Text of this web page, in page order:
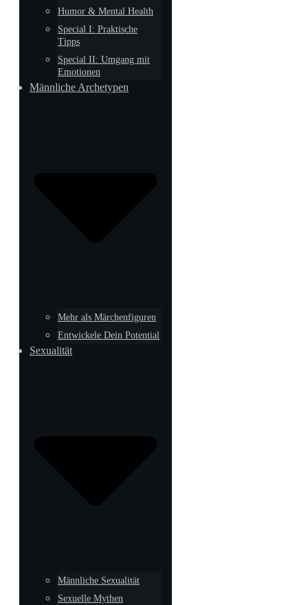
Humor & Mental Health
Special I: Praktische
Tipps
Special II: Umgang mit
Emotionen
Männliche Archetypen
Mehr als Märchenfiguren
Entwickele Dein Potential
Sexualität
Männliche Sexualität
Sexuelle Mythen